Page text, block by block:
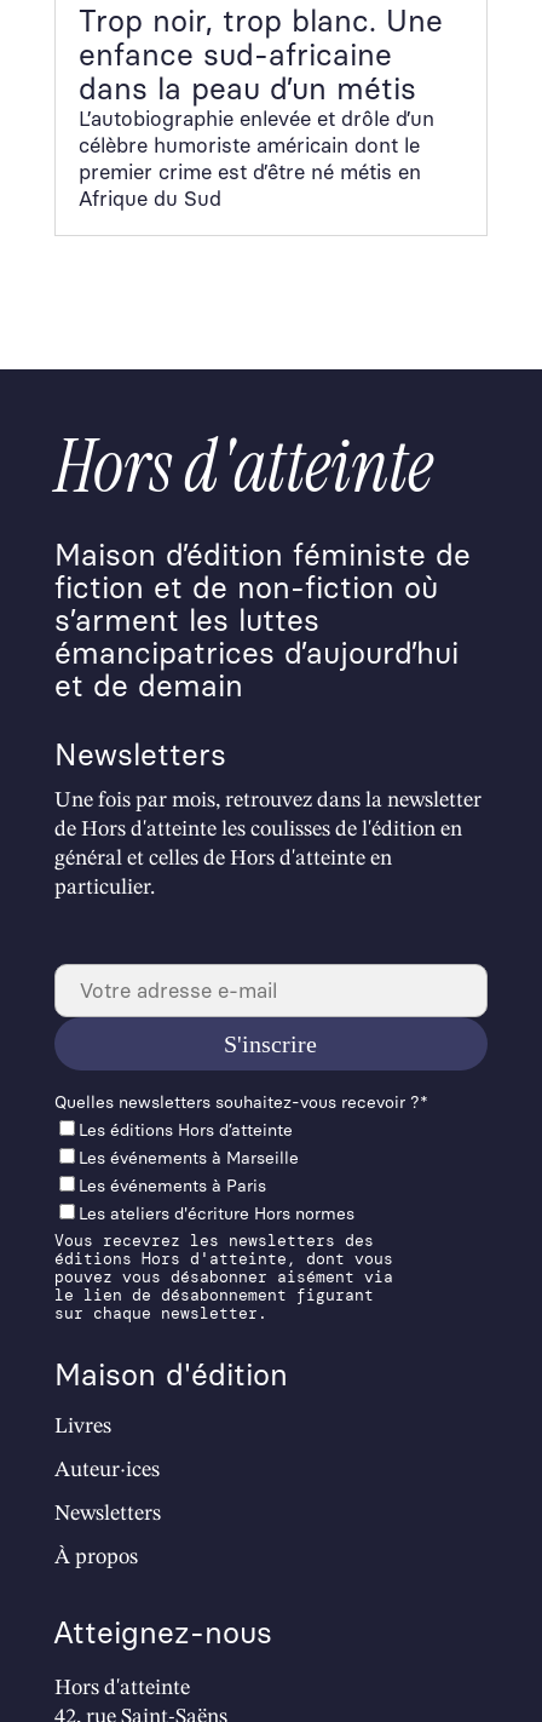
Trop noir, trop blanc. Une
enfance sud-africaine
dans la peau d’un métis
L’au­to­bi­ogra­phie enlevée et drôle d’un
célèbre humoriste améri­cain dont le
pre­mier crime est d’être né métis en
Afrique du Sud
Hors d'atteinte
Maison d’édition féministe de
fiction et de non-fiction où
s’arment les luttes
émancipatrices d’aujourd’hui
et de demain
Newsletters
Une fois par mois, retrouvez dans la newsletter
de Hors d'atteinte les coulisses de l'édition en
général et celles de Hors d'atteinte en
particulier.
Quelles newslet­ters souhaitez-vous recevoir ?*
Les éditions Hors d’at­teinte
Les événements à Mar­seille
Les événements à Paris
Les ateliers d'écriture Hors normes
Vous recevrez les newsletters des
éditions Hors d'atteinte, dont vous
pouvez vous désabonner aisément via
le lien de désabonnement figurant
sur chaque newsletter.
Maison d'édition
Livres
Auteur·ices
Newsletters
À propos
Atteignez-nous
Hors d'atteinte
42, rue Saint-Saëns